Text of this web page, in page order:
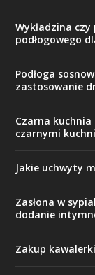
Wykładzina
podłogowego
Podłoga
zastosowanie
Czarna
czarnymi
Jakie uchwyty
Zasłona w
dodanie
Zakup kawalerki